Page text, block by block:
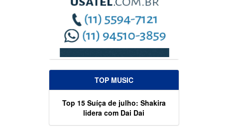
TOP MUSIC
Top 15 Suíça de julho: Shakira
lidera com Dai Dai